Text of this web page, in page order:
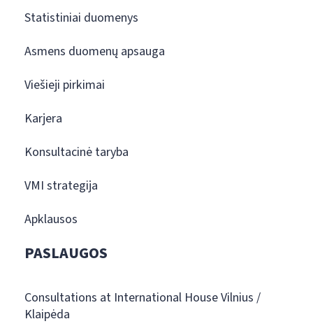
Statistiniai duomenys
Asmens duomenų apsauga
Viešieji pirkimai
Karjera
Konsultacinė taryba
VMI strategija
Apklausos
PASLAUGOS
Consultations at International House Vilnius /
Klaipėda